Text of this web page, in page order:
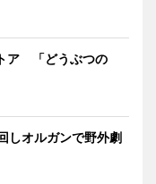
ア 「どうぶつの
オルガンで野外劇